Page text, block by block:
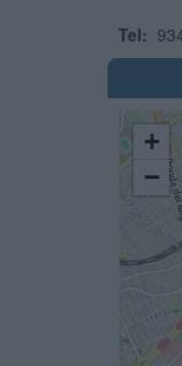
Tel:
+
−